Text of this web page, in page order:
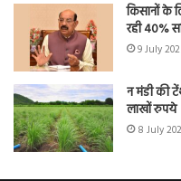
किसानों के
रही 40%
9 July
न मंडी की
लाखों रुपये
8 July